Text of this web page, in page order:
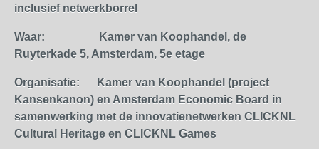
inclusief netwerkborrel
Waar: Kamer van Koophandel, de
Ruyterkade 5, Amsterdam, 5e etage
Organisatie: Kamer van Koophandel (project
Kansenkanon) en Amsterdam Economic Board in
samenwerking met de innovatienetwerken CLICKNL
Cultural Heritage en CLICKNL Games